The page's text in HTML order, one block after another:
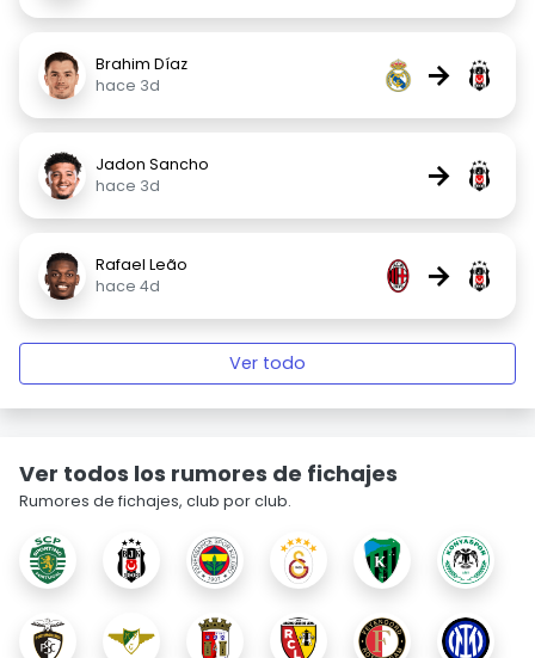
Brahim Díaz
hace 3d
→
Jadon Sancho
hace 3d
→
Rafael Leão
hace 4d
→
Ver todo
Ver todos los rumores de fichajes
Rumores de fichajes, club por club.